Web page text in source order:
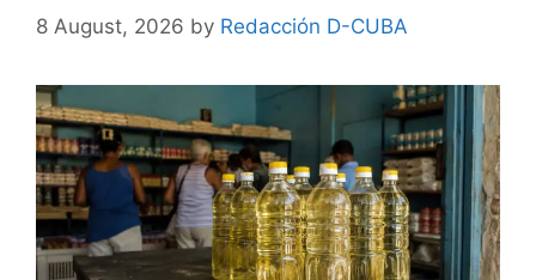
8 August, 2026 by Redacción D-CUBA